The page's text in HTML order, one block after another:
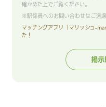
確かめた上でご覧ください。
※駅係員へのお問い合わせはご遠慮
マッチングアプリ「マリッシュ-
た！
掲示